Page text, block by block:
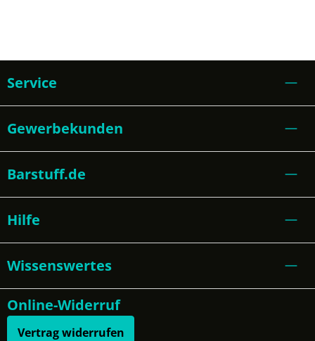
Service
Gewerbekunden
Barstuff.de
Hilfe
Wissenswertes
Online-Widerruf
Vertrag widerrufen